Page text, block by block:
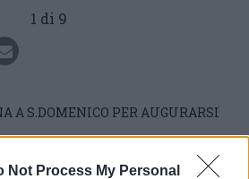
Not Process My Personal
1 di 9
A S.DOMENICO PER AUGURARSI